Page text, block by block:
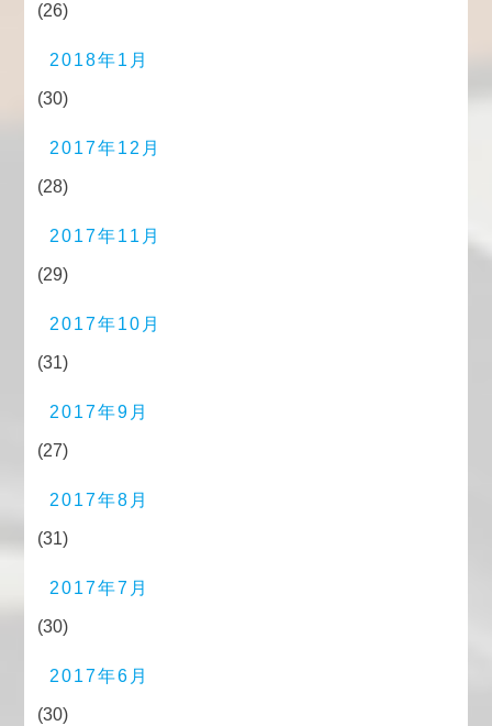
(26)
2018年1月
(30)
2017年12月
(28)
2017年11月
(29)
2017年10月
(31)
2017年9月
(27)
2017年8月
(31)
2017年7月
(30)
2017年6月
(30)